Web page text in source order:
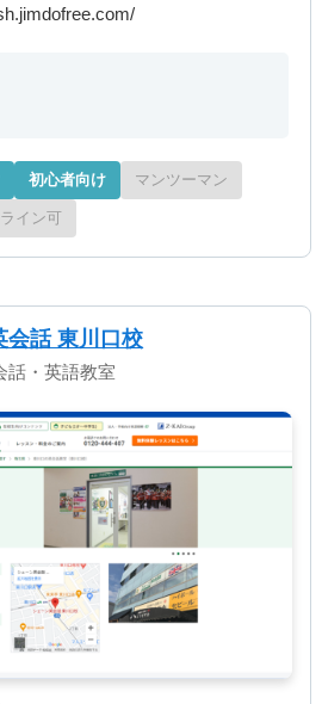
初心者向け マンツーマン
イン可
会話 東川口校
話・英語教室